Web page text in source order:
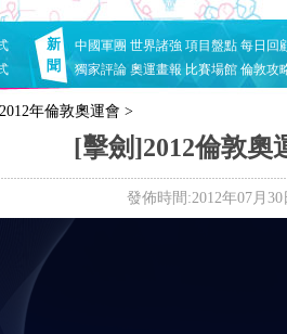
新
聞
中國軍團 世界諸強 項目盤點 每日回
獨家評論 奧運畫報 比賽場館 倫敦攻
2012年倫敦奧運會 >
[擊劍]2012倫敦奧
發佈時間:2012年07月